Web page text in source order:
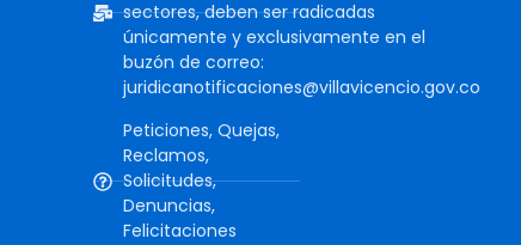
sectores, deben ser radicadas
únicamente y exclusivamente en el
buzón de correo:
juridicanotificaciones@villavicencio.gov.co
Peticiones, Quejas,
Reclamos,
Solicitudes,
Denuncias,
Felicitaciones